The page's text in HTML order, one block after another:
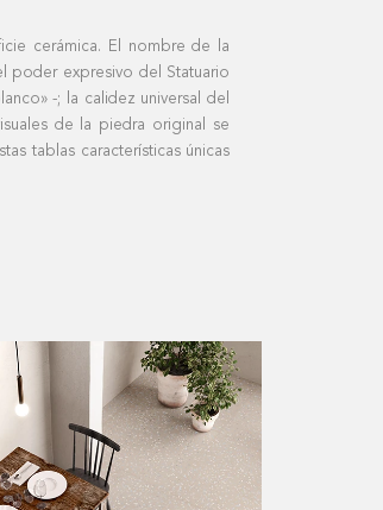
cerámica. El nombre de la
poder expresivo del Statuario
-; la calidez universal del
de la piedra original se
tablas características únicas